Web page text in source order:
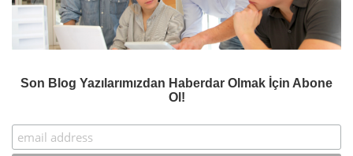
Son Blog Yazılarımızdan Haberdar Olmak İçin Abone
Ol!